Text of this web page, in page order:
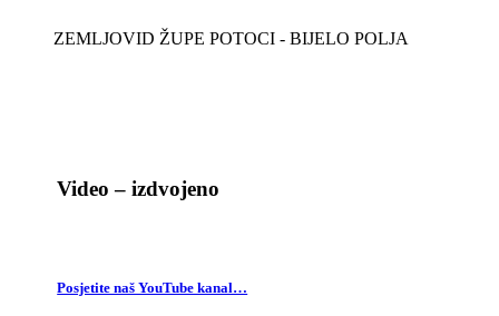
ZEMLJOVID ŽUPE POTOCI - BIJELO POLJA
Video – izdvojeno
Posjetite naš YouTube kanal…